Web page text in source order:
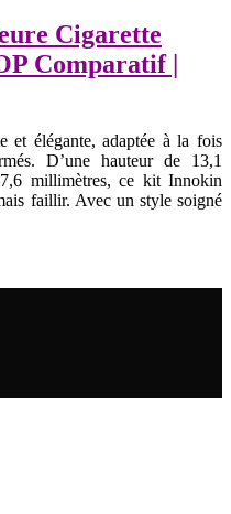
Cigarette
Comparatif |
et élégante, adaptée à la fois
D’une hauteur de 13,1
millimètres, ce kit Innokin
faillir. Avec un style soigné